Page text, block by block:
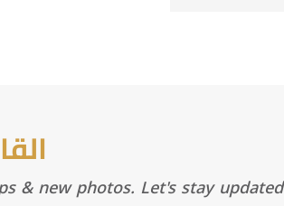
& new photos. Let's stay updated!